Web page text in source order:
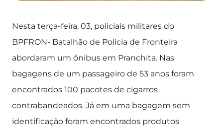
Nesta terça-feira, 03, policiais militares do
BPFRON- Batalhão de Polícia de Fronteira
abordaram um ônibus em Pranchita. Nas
bagagens de um passageiro de 53 anos foram
encontrados 100 pacotes de cigarros
contrabandeados. Já em uma bagagem sem
identificação foram encontrados produtos